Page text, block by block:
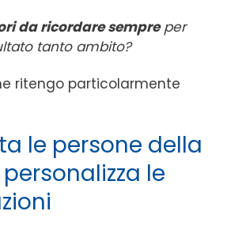
da ricordare sempreper
tanto ambito?
ritengo particolarmente
le persone della
le